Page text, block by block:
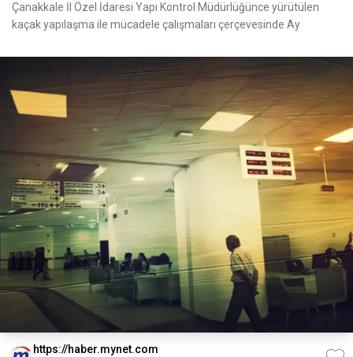
Çanakkale İl Özel İdaresi Yapı Kontrol Müdürlüğünce yürütülen
kaçak yapılaşma ile mücadele çalışmaları çerçevesinde Ay
https://haber.mynet.com